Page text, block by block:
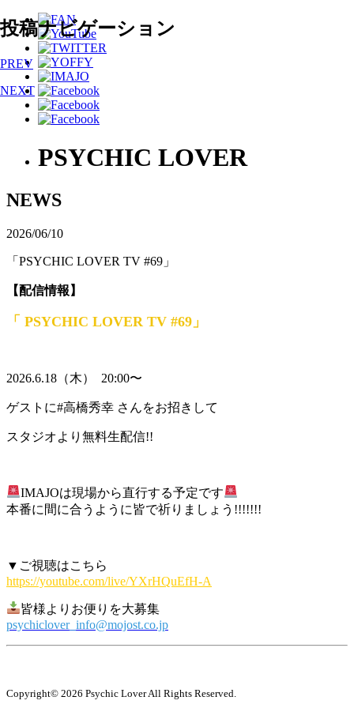
PSYCHIC LOVER
NEWS
2026/06/10
「PSYCHIC LOVER TV #69」
【配信情報】
「 PSYCHIC LOVER TV #69」
2026.6.18（木） 20:00〜
ゲストに#高橋秀幸 さんをお招きして
スタジオより無料生配信!!
IMAJOは現場から直行する予定です
本番に間に合うように皆で祈りましょう!!!!!!!
▼ご視聴はこちら
https://youtube.com/live/YXrHQuEfH-A
皆様よりお便りを大募集
psychiclover_info@mojost.co.jp
投稿ナビゲーション
PREV
NEXT
Copyright© 2026 Psychic Lover All Rights Reserved.